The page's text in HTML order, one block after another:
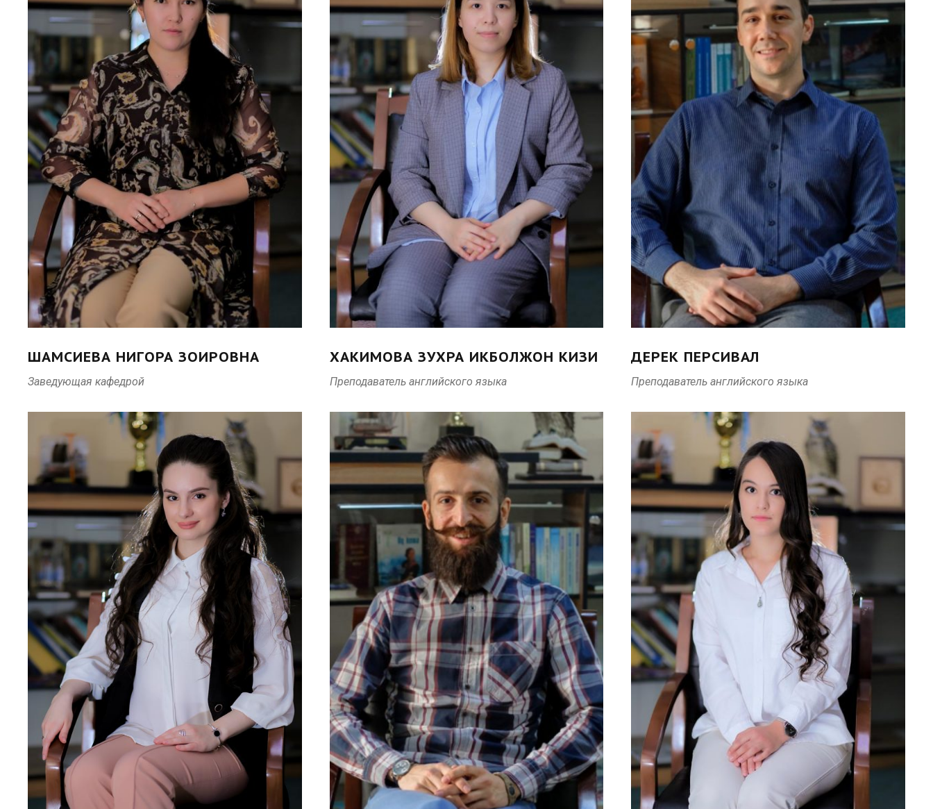
ШАМСИЕВА НИГОРА ЗОИРОВНА
Заведующая кафедрой
ХАКИМОВА ЗУХРА ИКБОЛЖОН КИЗИ
Преподаватель английского языка
ДЕРЕК ПЕРСИВАЛ
Преподаватель английского языка